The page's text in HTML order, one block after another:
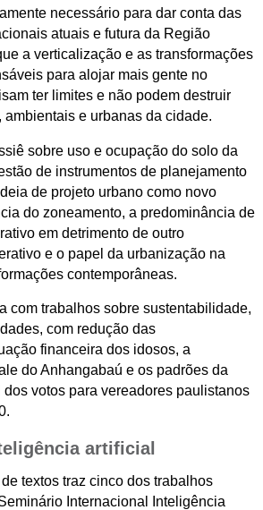
necessário para dar conta das
atuais e futura da Região
a verticalização e as transformações
para alojar mais gente no
ter limites e não podem destruir
ambientais e urbanas da cidade.
sobre uso e ocupação do solo da
de instrumentos de planejamento
de projeto urbano como novo
do zoneamento, a predominância de
em detrimento de outro
e o papel da urbanização na
contemporâneas.
com trabalhos sobre sustentabilidade,
com redução das
financeira dos idosos, a
do Anhangabaú e os padrões da
votos para vereadores paulistanos
artificial
textos traz cinco dos trabalhos
Internacional Inteligência